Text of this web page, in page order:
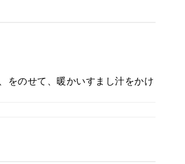
をのせて、暖かいすまし汁をかけ